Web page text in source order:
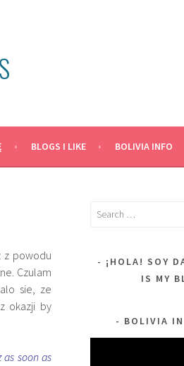
BLOGS I LIKE BOLIVIA INFO
z powodu
Czulam
sie, ze
okazji by
soon as
Search
¡HOLA! SOY
IS MY
BOLIVIA IN